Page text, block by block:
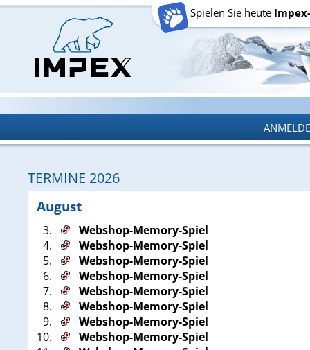
Spielen Sie heute
TERMINE 2026
August
3.
Webshop-Memory-Spiel
4.
Webshop-Memory-Spiel
5.
Webshop-Memory-Spiel
6.
Webshop-Memory-Spiel
7.
Webshop-Memory-Spiel
8.
Webshop-Memory-Spiel
9.
Webshop-Memory-Spiel
10.
Webshop-Memory-Spiel